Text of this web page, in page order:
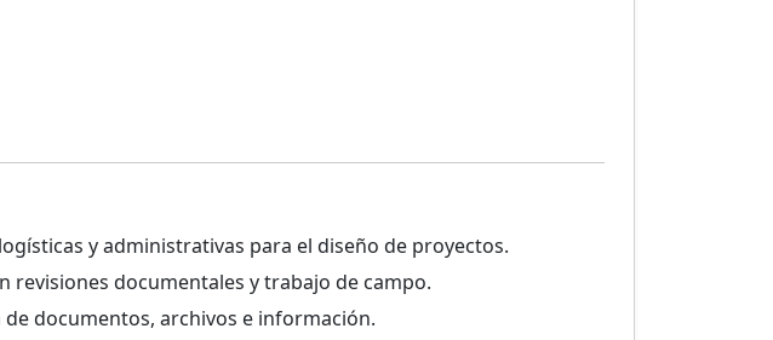
y administrativas para el diseño de proyectos.
documentales y trabajo de campo.
documentos, archivos e información.